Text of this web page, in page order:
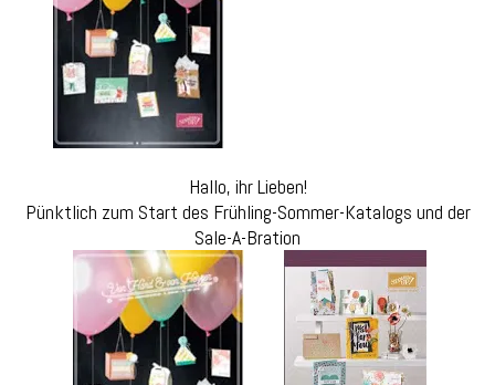
Hallo, ihr Lieben!
Pünktlich zum Start des Frühling-Sommer-Katalogs und der
Sale-A-Bration